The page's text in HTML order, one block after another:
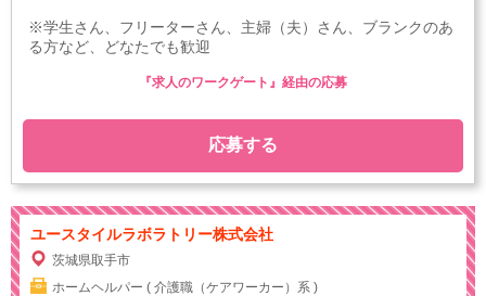
※学生さん、フリーターさん、主婦（夫）さん、ブランクのあ
る方など、どなたでも歓迎
応募する
『求人のワークゲート』経由の応募
ユースタイルラボラトリー株式会社
茨城県取手市
ホームヘルパー ( 介護職（ケアワーカー）系 )